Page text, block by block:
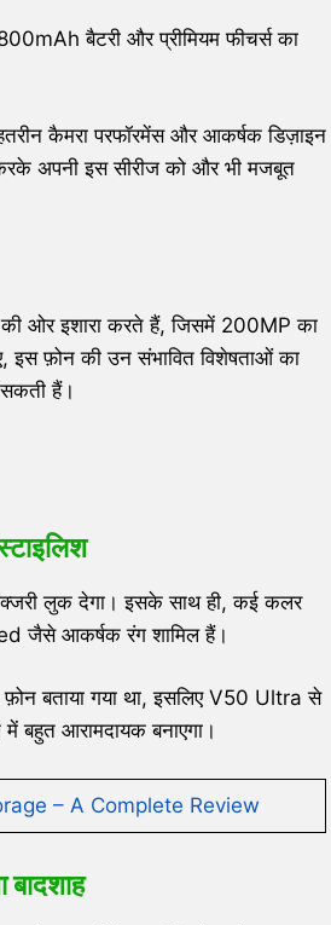
बैटरी और प्रीमियम फीचर्स का
कैमरा परफॉरमेंस और आकर्षक डिज़ाइन
अपनी इस सीरीज को और भी मजबूत
ओर इशारा करते हैं, जिसमें 200MP का
फ़ोन की उन संभावित विशेषताओं का
हैं।
लुक देगा। इसके साथ ही, कई कलर
जैसे आकर्षक रंग शामिल हैं।
बताया गया था, इसलिए V50 Ultra से
बहुत आरामदायक बनाएगा।
– A Complete Review
बादशाह